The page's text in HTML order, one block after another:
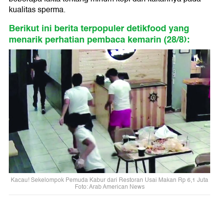
kualitas sperma.
Berikut ini berita terpopuler detikfood yang
menarik perhatian pembaca kemarin (28/8):
Kacau! Sekelompok Pemuda Kabur dari Restoran Usai Makan Rp 6,1 Juta
Foto: Arab American News